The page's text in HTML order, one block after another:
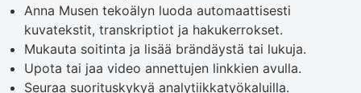
Anna Musen tekoälyn luoda automaattisesti
kuvatekstit, transkriptiot ja hakukerrokset.
Mukauta soitinta ja lisää brändäystä tai lukuja.
Upota tai jaa video annettujen linkkien avulla.
Seuraa suorituskykyä analytiikkatyökaluilla.